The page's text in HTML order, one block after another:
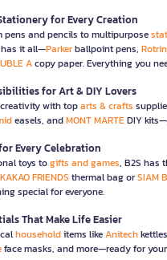
for Every Creation
pens and pencils to multipurpose
has it all—Parkerballpoint pens,
Acopy paper. Everything you
for Art & DIY Lovers
with toparts & crafts
easels, andMONT MARTEDIY
Every Celebration
toys togifts and games, B2S has
KAKAO FRIENDS thermal bag orSIAM
special for everyone.
That Make Life Easier
householditems likeAnitech
face masks, and more—ready for